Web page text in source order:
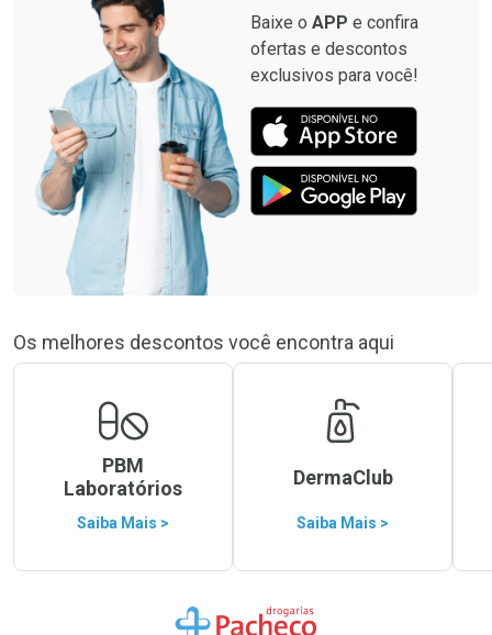
Baixe o APP e confira
ofertas e descontos
exclusivos para você!
Os melhores descontos você encontra aqui
PBM
Laboratórios
Saiba Mais >
DermaClub
Saiba Mais >
Ir para a Home